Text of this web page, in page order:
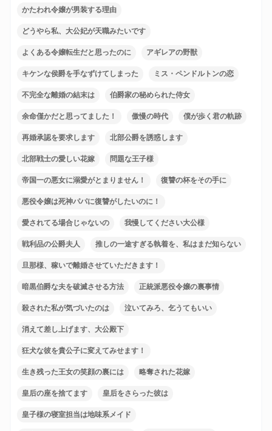
かたわれ令嬢が男装する理由
どうやら私、大公妃が天職みたいです
よくある令嬢転生だと思ったのに アギレアの野獣
キケンな侯爵を手なずけてしまった ミス・ペンドルトンの恋
不完全な離婚の結末は 伯爵家の秘められた侍女
余命僅かだと思ってました！ 傲慢の時代 僕が歩く君の軌跡
再婚承認を要求します 北部公爵を誘惑します
北部戦士の愛しい花嫁 問題な王子様
帝国一の悪女に溺愛がとまりません！ 復讐の杯をその手に
悪役令嬢は死神パパに復讐がしたいのに！
愛されてる場合じゃないの 我慢してください大公様
戦利品の公爵夫人 推しの一途すぎる執着を、私はまだ知らない
旦那様、稼いで離婚させていただきます！
暗黒伯爵な夫を破滅させる方法 正統派悪役令嬢の裏事情
殺された私が気づいたのは 泣いてみろ、乞うてもいい
消えて差し上げます、大公殿下
狂犬な彼を貴公子に変えてみせます！
生き残った王女の笑顔の裏には 略奪された花嫁
皇后の座を捨てます 皇后をさらった彼は
皇子様の寝室担当は地味系メイド